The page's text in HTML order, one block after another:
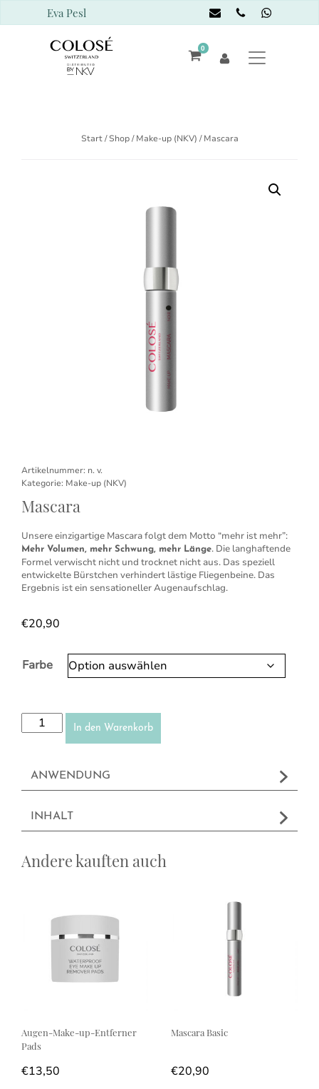
Eva Pesl
0
Start/Shop/Make-up (NKV) / Mascara
Artikelnummer: n. v.
Kategorie: Make-up (NKV)
Mascara
Unsere einzigartige Mascara folgt dem Motto “mehr ist mehr”:
Mehr Volumen, mehr Schwung, mehr Länge. Die langhaftende
Formel verwischt nicht und trocknet nicht aus. Das speziell
entwickelte Bürstchen verhindert lästige Fliegenbeine. Das
Ergebnis ist ein sensationeller Augenaufschlag.
€20,90
Farbe
Mascara Menge
In den Warenkorb
ANWENDUNG
INHALT
Andere kauften auch
Augen-Make-up-Entferner
Pads
€13,50
Mascara Basic
€20,90